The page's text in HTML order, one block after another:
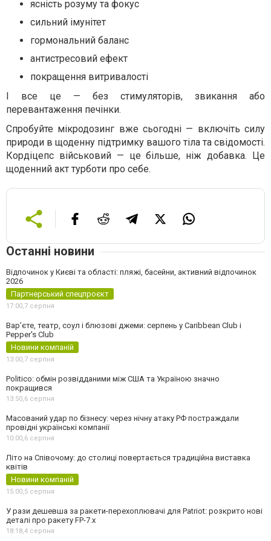
ясність розуму та фокус
сильний імунітет
гормональний баланс
антистресовий ефект
покращення витривалості
І все це — без стимуляторів, звикання або
перевантаження печінки.
Спробуйте мікродозинг вже сьогодні — включіть силу
природи в щоденну підтримку вашого тіла та свідомості.
Кордіцепс військовий — це більше, ніж добавка. Це
щоденний акт турботи про себе.
Останні новини
Відпочинок у Києві та області: пляжі, басейни, активний відпочинок
2026
Партнерський спецпроєкт
17:00,7 серпня
Вар’єте, театр, соул і блюзові джеми: серпень у Caribbean Club і
Pepper's Club
Новини компаній
13:00,7 серпня
Politico: обмін розвідданими між США та Україною значно
покращився
13:50,6 серпня
Масований удар по бізнесу: через нічну атаку РФ постраждали
провідні українські компанії
10:00,6 серпня
Літо на Співочому: до столиці повертається традиційна виставка
квітів
Новини компаній
15:00,5 серпня
У рази дешевша за ракети-перехоплювачі для Patriot: розкрито нові
деталі про ракету FP-7.x
18:18,4 серпня